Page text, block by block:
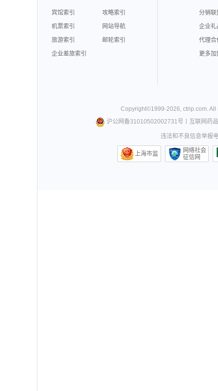
宾馆索引
攻略索引
机票索引
网站导航
旅游索引
邮轮索引
企业差旅索引
分销联
企业礼
代理合
更多
Copyright©1999-2026,ctrip.com.
沪公网备31010502002731号
互联网药
违法和不良信息举报
上海市监
网络社会
征信网